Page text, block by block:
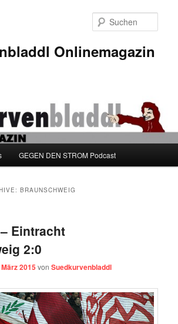
Onlinemagazin
GEGEN DEN STROM Podcast
BRAUNSCHWEIG
Eintracht
2:0
2015 vonSuedkurvenbladdl